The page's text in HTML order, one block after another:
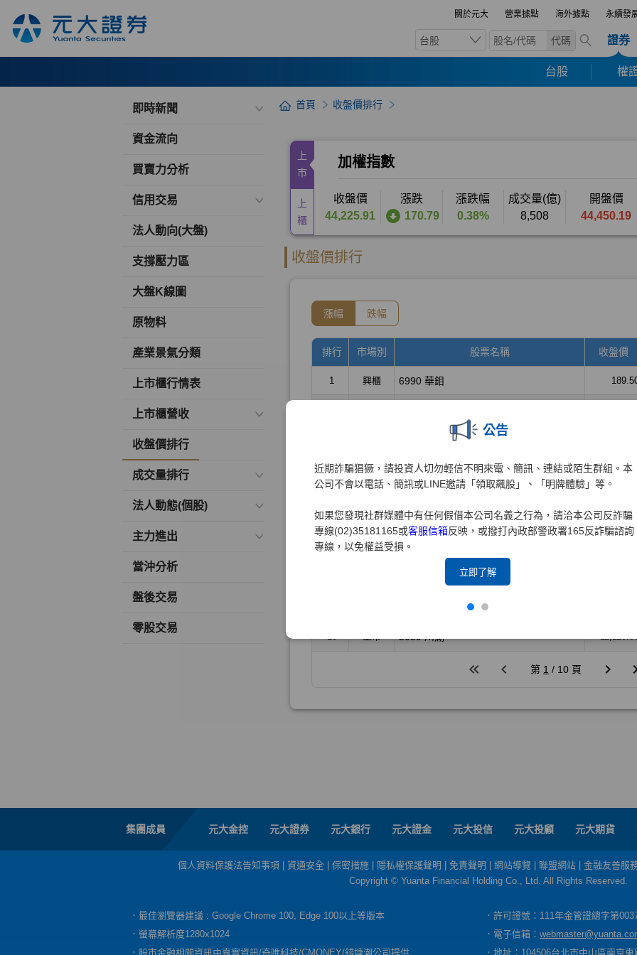
關於元大 營業據點 海外據點 永續發
台股 代碼 證券
台股 權
公告
近期詐騙猖獗，請投資人切勿輕信不明來電、簡訊、連結或陌生群組。本
公司不會以電話、簡訊或LINE邀請「領取飆股」、「明牌體驗」等。
如果您發現社群媒體中有任何假借本公司名義之行為，請洽本公司反詐騙
專線(02)35181165或客服信箱反映，或撥打內政部警政署165反詐騙諮詢
專線，以免權益受損。
立即了解
即時新聞
資金流向
買賣力分析
信用交易
法人動向(大盤)
支撐壓力區
大盤K線圖
原物料
產業景氣分類
上市櫃行情表
上市櫃營收
收盤價排行
成交量排行
法人動態(個股)
主力進出
當沖分析
盤後交易
零股交易
首頁 收盤價排行
集團成員 元大金控 元大證券 元大銀行 元大證金 元大投信 元大投顧 元大期貨
個人資料保護法告知事項 資通安全 保密措施 隱私權保護聲明 免責聲明 網站導覽 聯盟網站
金融友善服
Copyright © Yuanta Financial Holding Co., Ltd. All Rights Reserved.
．最佳瀏覽器建議 : Google Chrome 100, Edge 100以上等版本
．許可證號：111年金管證總字第
．螢幕解析度1280x1024
．電子信箱：
．股市金融相關資訊由嘉實資訊/奇唯科技/CMONEY/錢塘潮公司提供
．地址：104506台北市中山區南京